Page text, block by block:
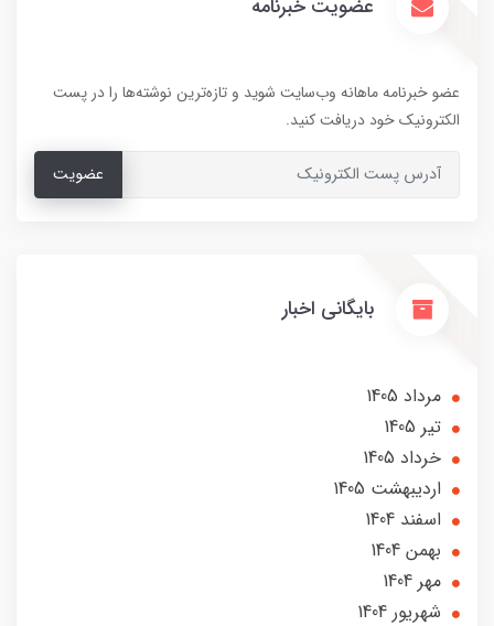
عضویت خبرنامه
عضو خبرنامه ماهانه وب‌سایت شوید و تازه‌ترین نوشته‌ها را در پست
الکترونیک خود دریافت کنید.
عضویت
بایگانی اخبار
مرداد 1405
تير 1405
خرداد 1405
ارديبهشت 1405
اسفند 1404
بهمن 1404
مهر 1404
شهریور 1404